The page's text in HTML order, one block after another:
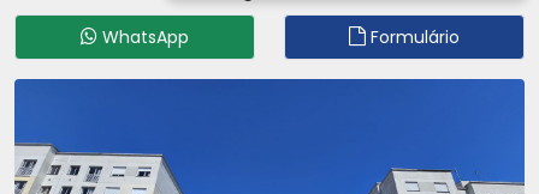
WhatsApp Formulário